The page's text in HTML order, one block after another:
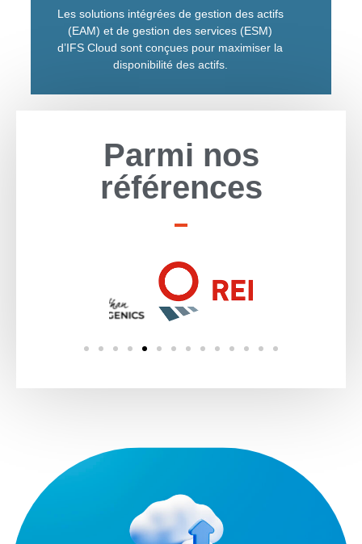
Les solutions intégrées de gestion des actifs
(EAM) et de gestion des services (ESM)
d’IFS Cloud sont conçues pour maximiser la
disponibilité des actifs.
Parmi nos
références